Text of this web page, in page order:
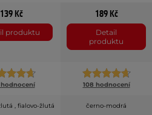
139 Kč
produktu
189 Kč
Detail
produktu
hodnocení
108 hodnocení
, fialovo-žlutá černo-modrá